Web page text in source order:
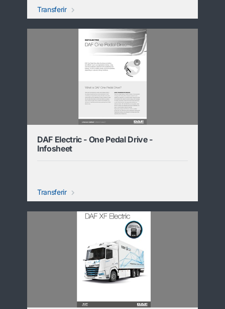
Transferir
DAF Electric - One Pedal Drive -
Infosheet
Transferir